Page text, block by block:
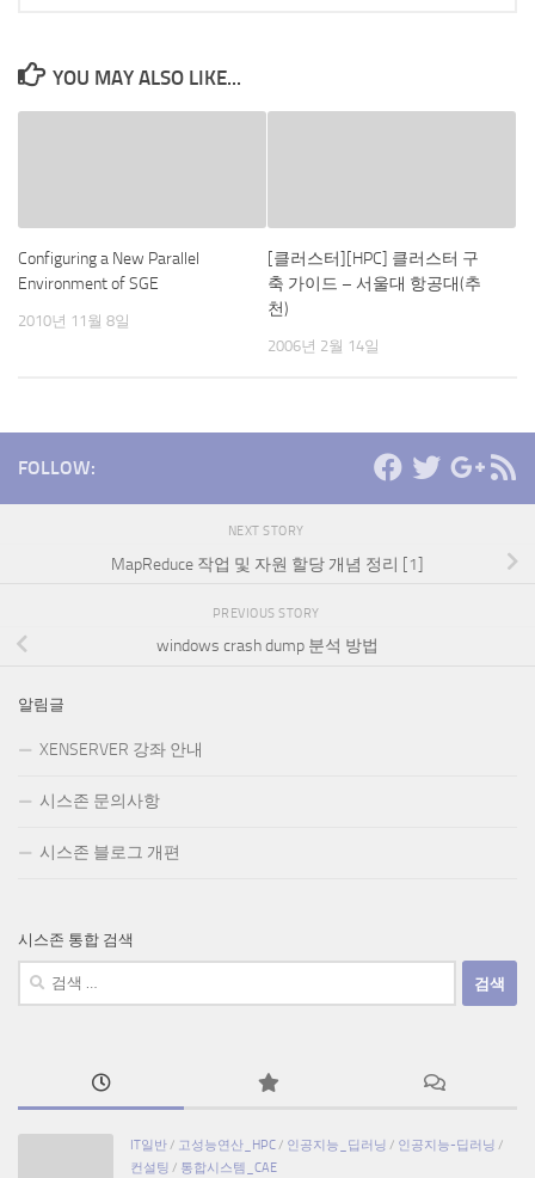
YOU MAY ALSO LIKE...
Configuring a New Parallel
Environment of SGE
2010년 11월 8일
[클러스터][HPC] 클러스터 구
축 가이드 – 서울대 항공대(추
천)
2006년 2월 14일
FOLLOW:
NEXT STORY
MapReduce 작업 및 자원 할당 개념 정리 [1]
PREVIOUS STORY
windows crash dump 분석 방법
알림글
XENSERVER 강좌 안내
시스존 문의사항
시스존 블로그 개편
시스존 통합 검색
검
IT일반/ 고성능연산_HPC/ 인공지능_딥러닝 / 인공지능-딥러닝 /
컨설팅 / 통합시스템_CAE